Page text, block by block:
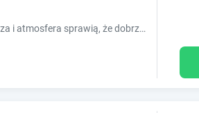
Ustronne położenie oraz przytulne wnętrza i atmosfera sprawią, że dobrze u nas wypoczniesz. Sprawdź też nasz gabinet terapii manualnej i osteopatii.